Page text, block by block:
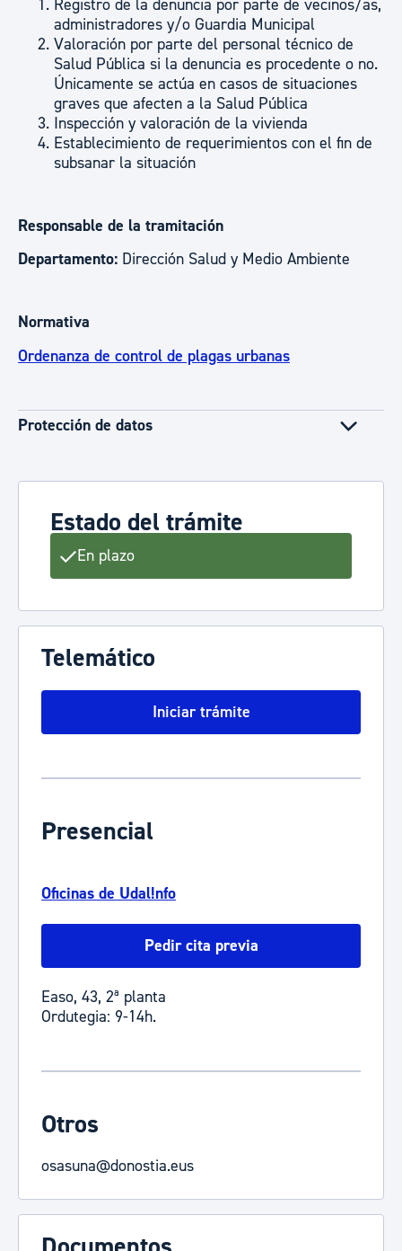
Registro de la denuncia por parte de vecinos/as,
administradores y/o Guardia Municipal
Valoración por parte del personal técnico de
Salud Pública si la denuncia es procedente o no.
Únicamente se actúa en casos de situaciones
graves que afecten a la Salud Pública
Inspección y valoración de la vivienda
Establecimiento de requerimientos con el fin de
subsanar la situación
Responsable de la tramitación
Departamento: Dirección Salud y Medio Ambiente
Normativa
Ordenanza de control de plagas urbanas
Protección de datos
Estado del trámite
En plazo
Telemático
Iniciar trámite
Presencial
Oficinas de Udal!nfo
Pedir cita previa
Easo, 43, 2ª planta
Ordutegia: 9-14h.
Otros
osasuna@donostia.eus